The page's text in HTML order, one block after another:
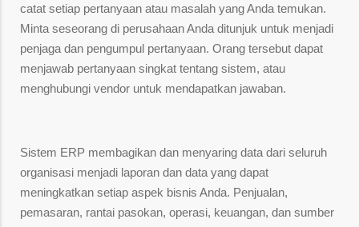
catat setiap pertanyaan atau masalah yang Anda temukan.
Minta seseorang di perusahaan Anda ditunjuk untuk menjadi
penjaga dan pengumpul pertanyaan. Orang tersebut dapat
menjawab pertanyaan singkat tentang sistem, atau
menghubungi vendor untuk mendapatkan jawaban.
Sistem ERP membagikan dan menyaring data dari seluruh
organisasi menjadi laporan dan data yang dapat
meningkatkan setiap aspek bisnis Anda. Penjualan,
pemasaran, rantai pasokan, operasi, keuangan, dan sumber